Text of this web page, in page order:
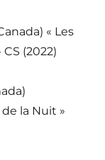
« Les
(2022)
de la Nuit »